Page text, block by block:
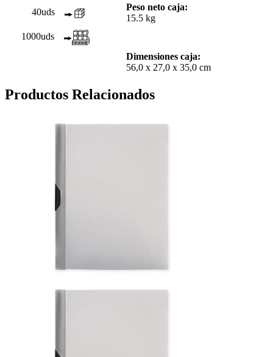
40uds
Peso neto caja:
15.5 kg
1000uds
Dimensiones caja:
56,0 x 27,0 x 35,0 cm
Productos Relacionados